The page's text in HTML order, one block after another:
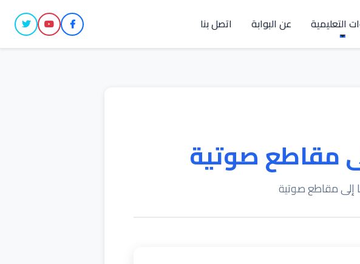
التعليمية عن البوابة اتصل بنا
مقاطع صوتية
إلى مقاطع صوتية